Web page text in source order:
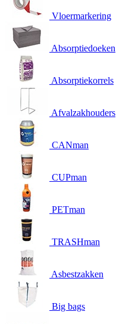
Vloermarkering
Absorptiedoeken
Absorptiekorrels
Afvalzakhouders
CANman
CUPman
PETman
TRASHman
Asbestzakken
Big bags